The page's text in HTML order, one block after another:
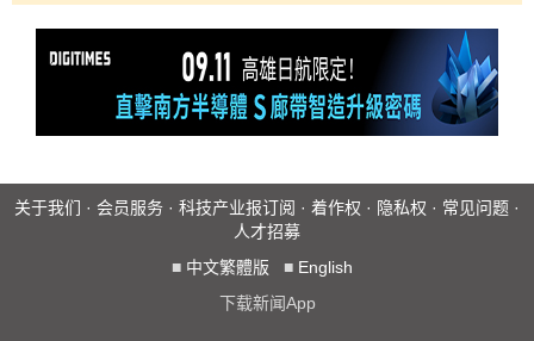
关于我们 · 会员服务 · 科技产业报订阅 · 着作权 · 隐私权 · 常见问题 ·
人才招募
■ 中文繁體版 ■ English
下载新闻App